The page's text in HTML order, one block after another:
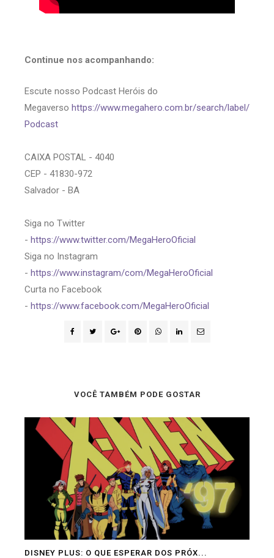
Continue nos acompanhando:
Escute nosso Podcast Heróis do
Megaverso https://www.megahero.com.br/search/label/
Podcast
CAIXA POSTAL - 4040
CEP - 41830-972
Salvador - BA
Siga no Twitter
- https://www.twitter.com/MegaHeroOficial
Siga no Instagram
- https://www.instagram/com/MegaHeroOficial
Curta no Facebook
- https://www.facebook.com/MegaHeroOficial
VOCÊ TAMBÉM PODE GOSTAR
DISNEY PLUS: O QUE ESPERAR DOS PRÓX...